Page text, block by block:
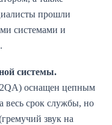
прошли
системами и
системы.
оснащен цепным
срок службы, но
звук на